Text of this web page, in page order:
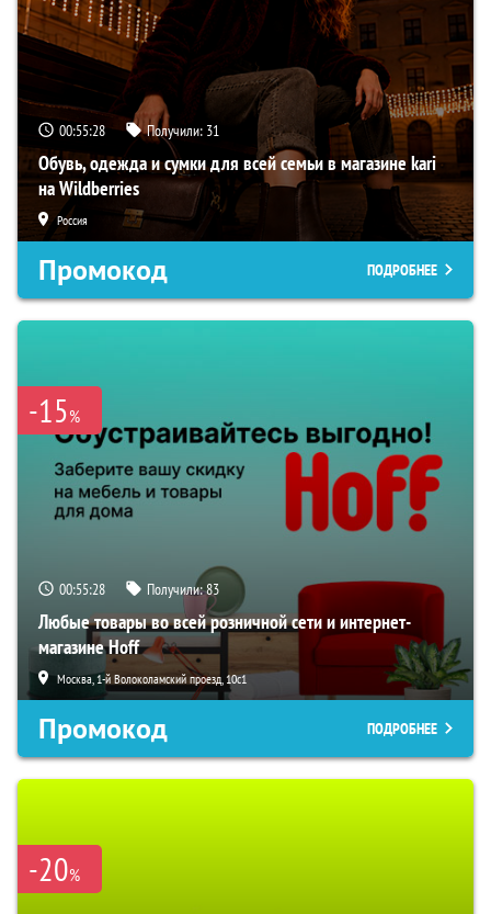
00:55:27 Получили: 31
Обувь, одежда и сумки для всей семьи в магазине kari
на Wildberries
Россия
Промокод ПОДРОБНЕЕ
-15%
00:55:27 Получили:83
Любые товары во всей розничной сети и интернет-
магазине Hoff
Москва, 1-й Волоколамский проезд, 10с1
Промокод ПОДРОБНЕЕ
-20%